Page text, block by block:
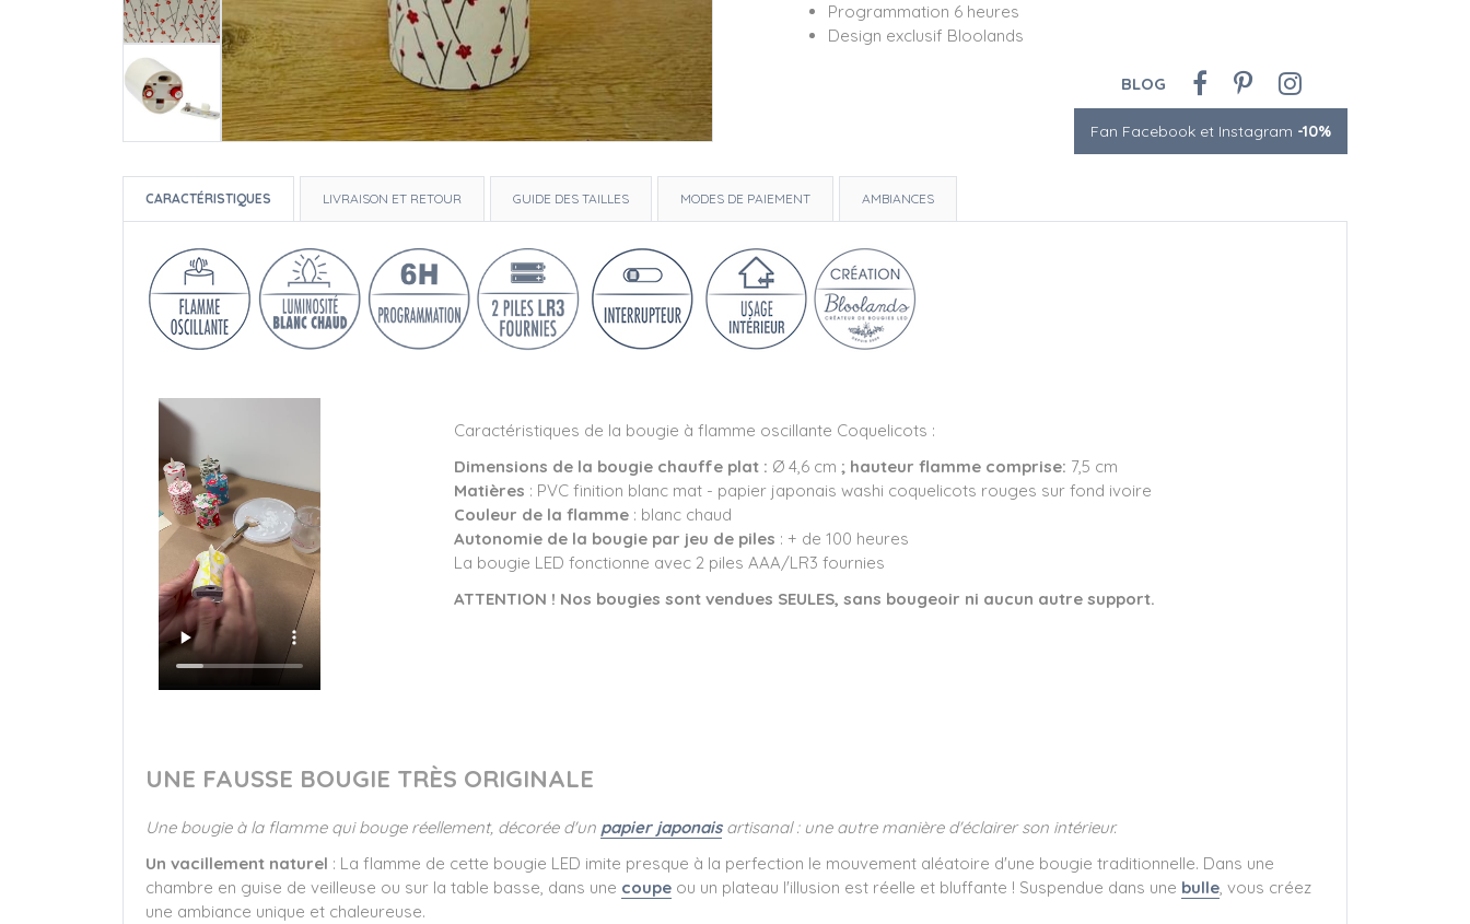
Programmation 6 heures
Design exclusif Bloolands
BLOG
Fan Facebook et Instagram -10%
CARACTÉRISTIQUES LIVRAISON ET RETOUR GUIDE DES TAILLES MODES DE PAIEMENT AMBIANCES
Caractéristiques de la bougie à flamme oscillante Coquelicots :
Dimensions de la bougie chauffe plat : Ø 4,6 cm ; hauteur flamme comprise: 7,5 cm
Matières : PVC finition blanc mat - papier japonais washi coquelicots rouges sur fond ivoire
Couleur de la flamme : blanc chaud
Autonomie de la bougie par jeu de piles : + de 100 heures
La bougie LED fonctionne avec 2 piles AAA/LR3 fournies
ATTENTION ! Nos bougies sont vendues SEULES, sans bougeoir ni aucun autre support.
UNE FAUSSE BOUGIE TRÈS ORIGINALE
Une bougie à la flamme qui bouge réellement, décorée d'un papier japonaisartisanal : une autre manière d'éclairer son intérieur.
Un vacillement naturel : La flamme de cette bougie LED imite presque à la perfection le mouvement aléatoire d'une bougie traditionnelle. Dans une
chambre en guise de veilleuse ou sur la table basse, dans une coupe ou un plateau l'illusion est réelle et bluffante ! Suspendue dans une bulle, vous créez
une ambiance unique et chaleureuse.